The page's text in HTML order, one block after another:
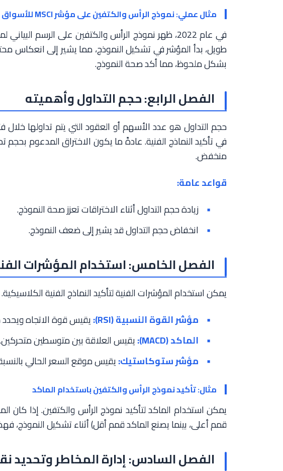
مثال عملي: نموذج الرأس والكتفين على مؤشر MSCI للأسواق الناشئة
طويل، بدأ المؤشر في تشكيل النموذج، مما يشير إلى انعكاس
بشكل ملحوظ، مما أكد صحة النموذج.
الفصل الرابع: حجم التداول وأهميته
حجم التداول هو عدد الأسهم أو العقود التي يتم تداولها خلال
في تأكيد النماذج الفنية. عادةً ما يكون الاختراق المدعوم بحجم
منخفض.
قواعد عامة:
زيادة حجم التداول أثناء الاختراقات تعزز صحة النموذج.
انخفاض حجم التداول قد يشير إلى ضعف النموذج.
الفصل الخامس: استخدام المؤشرات
يمكن استخدام المؤشرات الفنية لتأكيد النماذج الفنية
مؤشر القوة النسبية (RSI):
يقيس قوة الاتجاه ويحدد
الماكد (MACD):
يقيس العلاقة بين متوسطين متحركين.
مؤشر ستوكاستيك:يقيس موقع السعر الحالي
مثال: تأكيد نموذج الرأس والكتفين باستخدام الماكد
يمكن استخدام الماكد لتأكيد نموذج الرأس والكتفين. إذا كان
قمم أعلى، بينما يصنع الماكد قمم أقل) أثناء تشكيل النموذج،
الفصل السادس: إدارة المخاطر وتحديد